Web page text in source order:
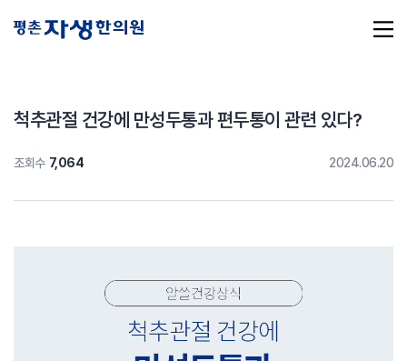
추천 검색어
#교통사고후유증 #허리디스크 #목디스크
척추관절 건강에 만성두통과 편두통이 관련 있다?
조회수 7,064 2024.06.20